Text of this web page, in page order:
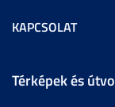
KAPCSOLAT
Térképek és